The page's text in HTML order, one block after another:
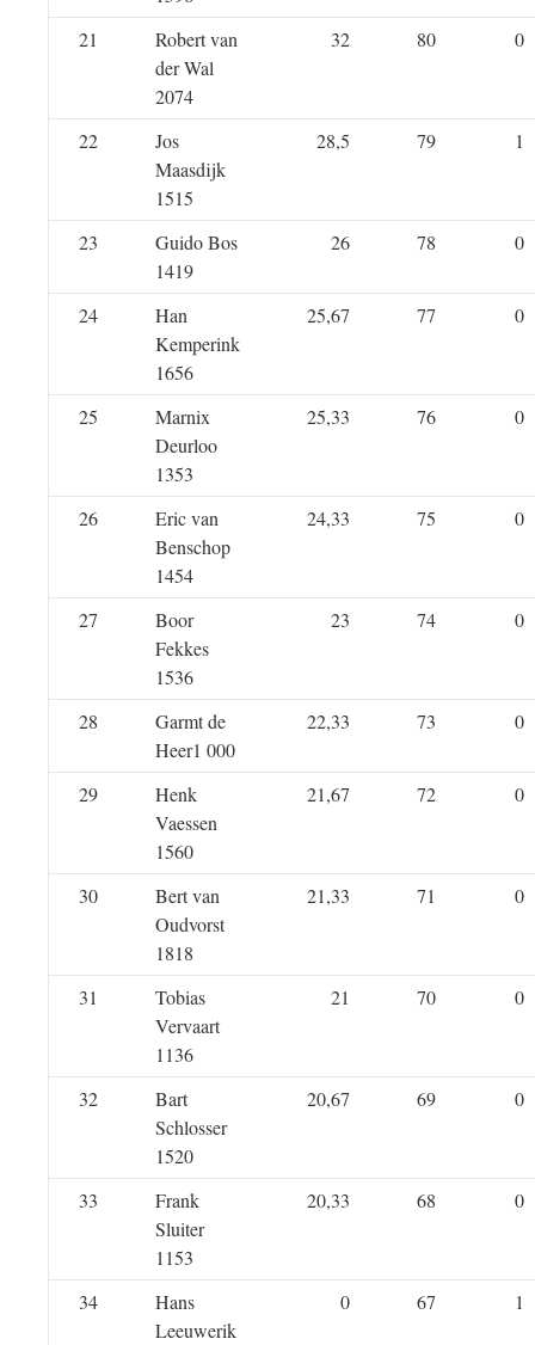
21
Robert van
der Wal
2074
32 80 0
22
Jos
Maasdijk
1515
28,5 79 1
23
Guido Bos
1419
26 78 0
24
Han
Kemperink
1656
25,67 77 0
25
Marnix
Deurloo
1353
25,33 76 0
26
Eric van
Benschop
1454
24,33 75 0
27
Boor
Fekkes
1536
23 74 0
28
Garmt de
Heer1 000
22,33 73 0
29
Henk
Vaessen
1560
21,67 72 0
30
Bert van
Oudvorst
1818
21,33 71 0
31
Tobias
Vervaart
1136
21 70 0
32
Bart
Schlosser
1520
20,67 69 0
33
Frank
Sluiter
1153
20,33 68 0
34
Hans
Leeuwerik
0 67 1